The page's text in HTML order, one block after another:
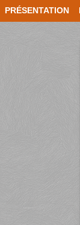
PRÉSENTATION